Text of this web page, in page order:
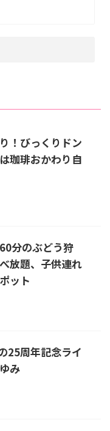
！びっくりドン
珈琲おかわり自
分のぶどう狩
放題、子供連れ
ット
25周年記念ライ
み